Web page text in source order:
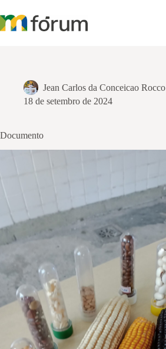
para
o
Jean Carlos da Conceicao Rocco
18 de setembro de 2024
Documento